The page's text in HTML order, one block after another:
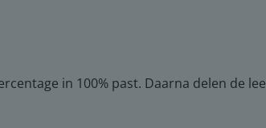
in 100% past. Daarna delen de